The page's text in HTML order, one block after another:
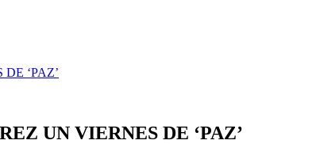
‘PAZ’
UN VIERNES DE ‘PAZ’